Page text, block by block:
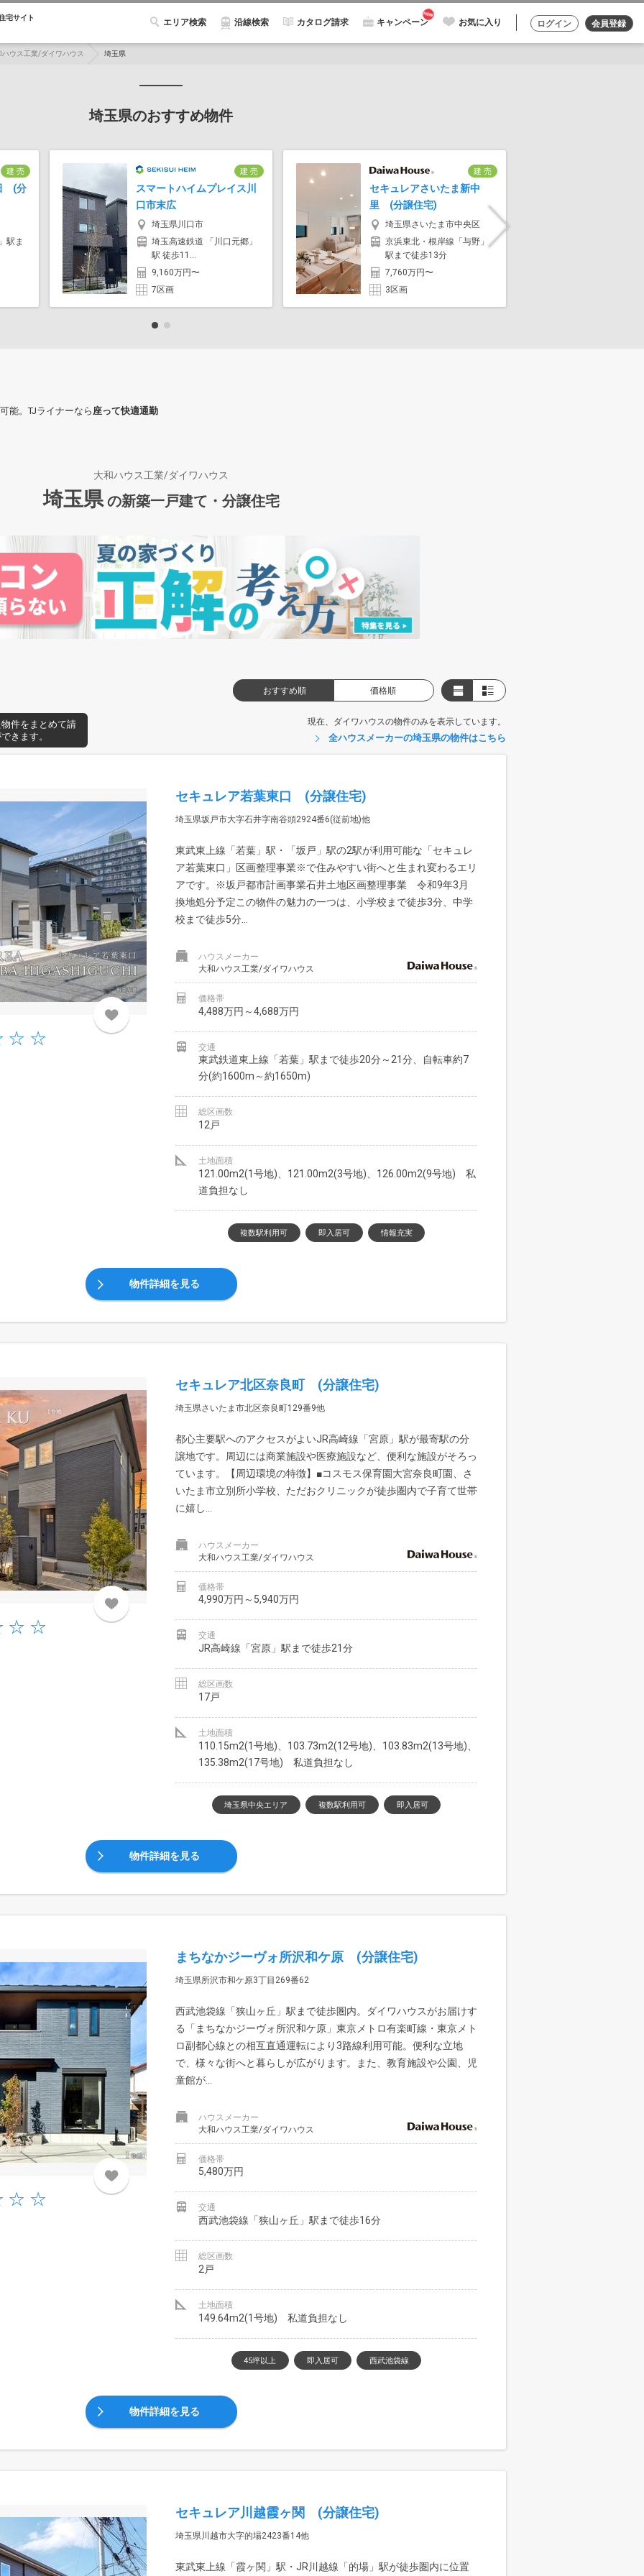
宅サイト エリア検索 沿線検索 カタログ請求 キャンペーン お気に入り ログイン 会員登録
ハウス工業/ダイワハウス 埼玉県
埼玉県のおすすめ物件
建 売
(分
駅ま
建 売
スマートハイムプレイス川
口市末広
埼玉県川口市
埼玉高速鉄道 「川口元郷」
駅 徒歩11...
9,160万円〜
7区画
建 売
セキュレアさいたま新中
里 (分譲住宅)
埼玉県さいたま市中央区
京浜東北・根岸線「与野」
駅まで徒歩13分
7,760万円〜
3区画
能。TJライナーなら 座って快適通勤
大和ハウス工業/ダイワハウス
埼玉県 の新築一戸建て・分譲住宅
おすすめ順 価格順
件をまとめて請
きます。
現在、ダイワハウスの物件のみを表示しています。
全ハウスメーカーの埼玉県の物件はこちら
セキュレア若葉東口 (分譲住宅)
埼玉県坂戸市大字石井字南谷頭2924番6(従前地)他
東武東上線「若葉」駅・「坂戸」駅の2駅が利用可能な「セキュレ
ア若葉東口」区画整理事業※で住みやすい街へと生まれ変わるエリ
アです。※坂戸都市計画事業石井土地区画整理事業 令和9年3月
換地処分予定この物件の魅力の一つは、小学校まで徒歩3分、中学
校まで徒歩5分...
ハウスメーカー
大和ハウス工業/ダイワハウス
価格帯
4,488万円～4,688万円
交通
東武鉄道東上線「若葉」駅まで徒歩20分～21分、自転車約7
分(約1600m～約1650m)
総区画数
12戸
土地面積
121.00m2(1号地)、121.00m2(3号地)、126.00m2(9号地) 私
道負担なし
複数駅利用可 即入居可 情報充実
物件詳細を見る
セキュレア北区奈良町 (分譲住宅)
埼玉県さいたま市北区奈良町129番9他
都心主要駅へのアクセスがよいJR高崎線「宮原」駅が最寄駅の分
譲地です。周辺には商業施設や医療施設など、便利な施設がそろっ
ています。【周辺環境の特徴】■コスモス保育園大宮奈良町園、さ
いたま市立別所小学校、ただおクリニックが徒歩圏内で子育て世帯
に嬉し...
ハウスメーカー
大和ハウス工業/ダイワハウス
価格帯
4,990万円～5,940万円
交通
JR高崎線「宮原」駅まで徒歩21分
総区画数
17戸
土地面積
110.15m2(1号地)、103.73m2(12号地)、103.83m2(13号地)、
135.38m2(17号地) 私道負担なし
埼玉県中央エリア 複数駅利用可 即入居可
物件詳細を見る
まちなかジーヴォ所沢和ケ原 (分譲住宅)
埼玉県所沢市和ケ原3丁目269番62
西武池袋線「狭山ヶ丘」駅まで徒歩圏内。ダイワハウスがお届けす
る「まちなかジーヴォ所沢和ケ原」東京メトロ有楽町線・東京メト
ロ副都心線との相互直通運転により3路線利用可能。便利な立地
で、様々な街へと暮らしが広がります。また、教育施設や公園、児
童館が...
ハウスメーカー
大和ハウス工業/ダイワハウス
価格帯
5,480万円
交通
西武池袋線「狭山ヶ丘」駅まで徒歩16分
総区画数
2戸
土地面積
149.64m2(1号地) 私道負担なし
45坪以上 即入居可 西武池袋線
物件詳細を見る
セキュレア川越霞ヶ関 (分譲住宅)
埼玉県川越市大字的場2423番14他
東武東上線「霞ヶ関」駅・JR川越線「的場」駅が徒歩圏内に位置